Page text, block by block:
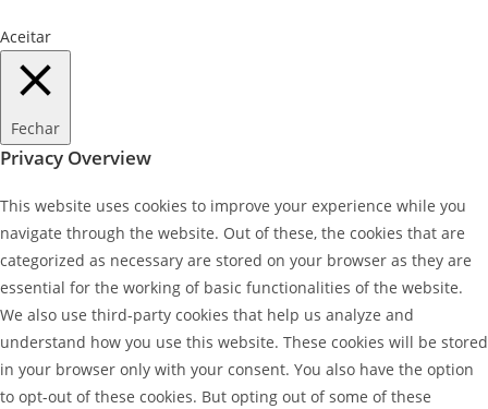
Aceitar
Fechar
Privacy Overview
This website uses cookies to improve your experience while you
navigate through the website. Out of these, the cookies that are
categorized as necessary are stored on your browser as they are
essential for the working of basic functionalities of the website.
We also use third-party cookies that help us analyze and
understand how you use this website. These cookies will be stored
in your browser only with your consent. You also have the option
to opt-out of these cookies. But opting out of some of these